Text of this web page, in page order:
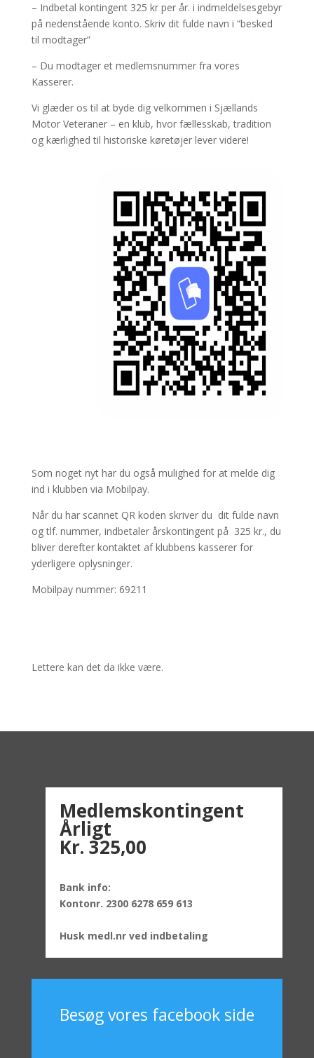
– Indbetal kontingent 325 kr per år. i indmeldelsesgebyr
på nedenstående konto. Skriv dit fulde navn i “besked
til modtager”
– Du modtager et medlemsnummer fra vores
Kasserer.
Vi glæder os til at byde dig velkommen i Sjællands
Motor Veteraner – en klub, hvor fællesskab, tradition
og kærlighed til historiske køretøjer lever videre!
Som noget nyt har du også mulighed for at melde dig
ind i klubben via Mobilpay.
Når du har scannet QR koden skriver du dit fulde navn
og tlf. nummer, indbetaler årskontingent på 325 kr., du
bliver derefter kontaktet af klubbens kasserer for
yderligere oplysninger.
Mobilpay nummer: 69211
Lettere kan det da ikke være.
Medlemskontingent
Årligt
Kr. 325,00
Bank info:
Kontonr. 2300 6278 659 613
Husk medl.nr ved indbetaling
Besøg vores facebook side